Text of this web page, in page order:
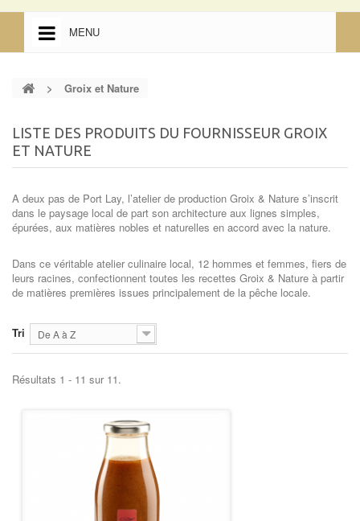
MENU
ACCUEIL
MENTIONS LÉGALES
> Groix et Nature
LISTE DES PRODUITS DU FOURNISSEUR GROIX
ET NATURE
A deux pas de Port Lay, l’atelier de production Groix & Nature s’inscrit
dans le paysage local de part son architecture aux lignes simples,
épurées, aux matières nobles et naturelles en accord avec la nature.
Dans ce véritable atelier culinaire local, 12 hommes et femmes, fiers de
leurs racines, confectionnent toutes les recettes Groix & Nature à partir
de matières premières issues principalement de la pêche locale.
Tri De A à Z
Résultats 1 - 11 sur 11.